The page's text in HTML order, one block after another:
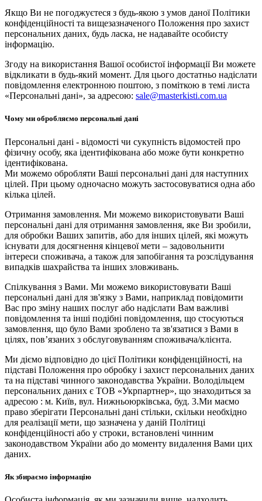
Якщо Ви не погоджуєтеся з будь-якою з умов даної Політики
конфіденційності та вищезазначеного Положення про захист
персональних даних, будь ласка, не надавайте особисту
інформацію.
Згоду на використання Вашої особистої інформації Ви можете
відкликати в будь-який момент. Для цього достатньо надіслати
повідомлення електронною поштою, з поміткою в темі листа
«Персональні дані», за адресою: sale@masterkisti.com.ua
Чому ми обробляємо персональні дані
Персональні дані - відомості чи сукупність відомостей про
фізичну особу, яка ідентифікована або може бути конкретно
ідентифікована.
Ми можемо обробляти Ваші персональні дані для наступних
цілей. При цьому одночасно можуть застосовуватися одна або
кілька цілей.
Отримання замовлення. Ми можемо використовувати Ваші
персональні дані для отримання замовлення, яке Ви зробили,
для обробки Ваших запитів, або для інших цілей, які можуть
існувати для досягнення кінцевої мети – задовольнити
інтереси споживача, а також для запобігання та розслідування
випадків шахрайства та інших зловживань.
Спілкування з Вами. Ми можемо використовувати Ваші
персональні дані для зв'язку з Вами, наприклад повідомити
Вас про зміну наших послуг або надіслати Вам важливі
повідомлення та інші подібні повідомлення, що стосуються
замовлення, що було Вами зроблено та зв'язатися з Вами в
цілях, пов’язаних з обслуговуванням споживача/клієнта.
Ми діємо відповідно до цієї Політики конфіденційності, на
підставі Положення про обробку і захист персональних даних
та на підставі чинного законодавства України. Володільцем
персональних даних є ТОВ «Укрпартнер», що знаходиться за
адресою : м. Київ, вул. Нижньоюркiвська, буд. 3.Ми маємо
право зберігати Персональні дані стільки, скільки необхідно
для реалізації мети, що зазначена у даній Політиці
конфіденційності або у строки, встановлені чинним
законодавством України або до моменту видалення Вами цих
даних.
Як збираємо інформацію